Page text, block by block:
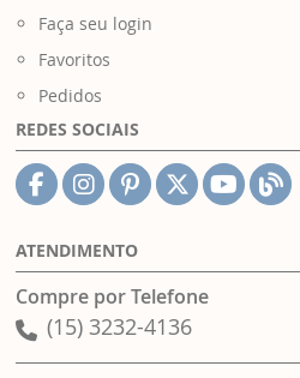
Faça seu login
Favoritos
Pedidos
REDES SOCIAIS
ATENDIMENTO
Compre por Telefone
(15) 3232-4136